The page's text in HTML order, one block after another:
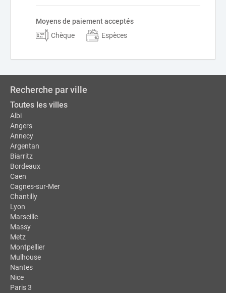
Moyens de paiement acceptés
Chèque
Espèces
Recherche par ville
Toutes les villes
Albi
Angers
Annecy
Argentan
Biarritz
Bordeaux
Caen
Cagnes-sur-Mer
Chantilly
Lyon
Marseille
Massy
Metz
Montpellier
Mulhouse
Nantes
Nice
Paris 3